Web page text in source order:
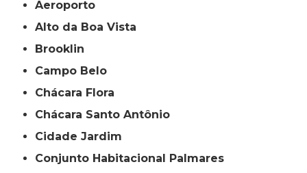
Aeroporto
Alto da Boa Vista
Brooklin
Campo Belo
Chácara Flora
Chácara Santo Antônio
Cidade Jardim
Conjunto Habitacional Palmares